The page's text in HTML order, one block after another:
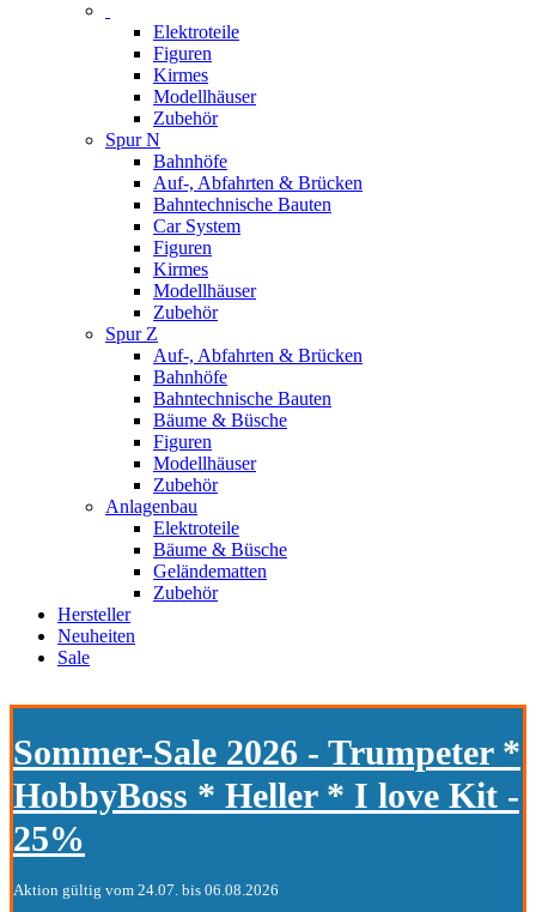
Elektroteile
Figuren
Kirmes
Modellhäuser
Zubehör
Spur N
Bahnhöfe
Auf-, Abfahrten & Brücken
Bahntechnische Bauten
Car System
Figuren
Kirmes
Modellhäuser
Zubehör
Spur Z
Auf-, Abfahrten & Brücken
Bahnhöfe
Bahntechnische Bauten
Bäume & Büsche
Figuren
Modellhäuser
Zubehör
Anlagenbau
Elektroteile
Bäume & Büsche
Geländematten
Zubehör
Hersteller
Neuheiten
Sale
Sommer-Sale 2026 - Trumpeter *
HobbyBoss * Heller * I love Kit -
25%
Aktion gültig vom 24.07. bis 06.08.2026